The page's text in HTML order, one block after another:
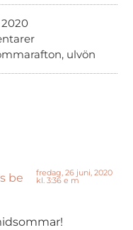
, ulvön
be
fredag, 26 juni, 2020
kl. 3:36 e m